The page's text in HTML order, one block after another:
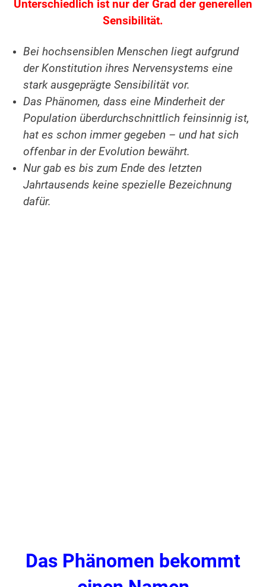
Unterschiedlich ist nur der Grad der generellen
Sensibilität.
Bei hochsensiblen Menschen liegt aufgrund
der Konstitution ihres Nervensystems eine
stark ausgeprägte Sensibilität vor.
Das Phänomen, dass eine Minderheit der
Population überdurchschnittlich feinsinnig ist,
hat es schon immer gegeben – und hat sich
offenbar in der Evolution bewährt.
Nur gab es bis zum Ende des letzten
Jahrtausends keine spezielle Bezeichnung
dafür.
Das Phänomen bekommt